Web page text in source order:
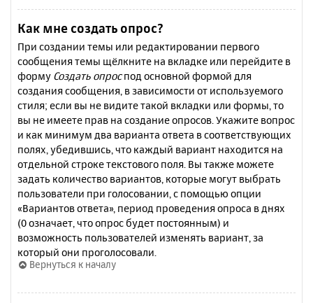
Как мне создать опрос?
При создании темы или редактировании первого
сообщения темы щёлкните на вкладке или перейдите в
форму Создать опроспод основной формой для
создания сообщения, в зависимости от используемого
стиля; если вы не видите такой вкладки или формы, то
вы не имеете прав на создание опросов. Укажите вопрос
и как минимум два варианта ответа в соответствующих
полях, убедившись, что каждый вариант находится на
отдельной строке текстового поля. Вы также можете
задать количество вариантов, которые могут выбрать
пользователи при голосовании, с помощью опции
«Вариантов ответа», период проведения опроса в днях
(0 означает, что опрос будет постоянным) и
возможность пользователей изменять вариант, за
который они проголосовали.
Вернуться к началу